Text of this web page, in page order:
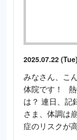
2025.07.22 (Tue)
みなさん、こ
体院です！ 熱
は？ 連日、記
さま、体調は
症のリスクが